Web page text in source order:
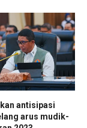
antisipasi
arus mudik-